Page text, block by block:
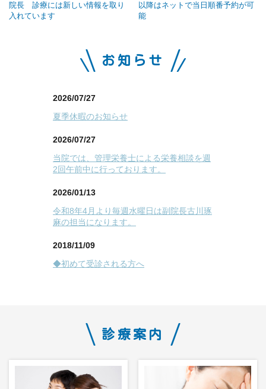
院長 診療には新しい情報を取り
入れています
以降はネットで当日順番予約が可
能
お知らせ
2026/07/27
夏季休暇のお知らせ
2026/07/27
当院では、管理栄養士による栄養相談を週
2回午前中に行っております。
2026/01/13
令和8年4月より毎週水曜日は副院長古川琢
麻の担当になります。
2018/11/09
◆初めて受診される方へ
診療案内